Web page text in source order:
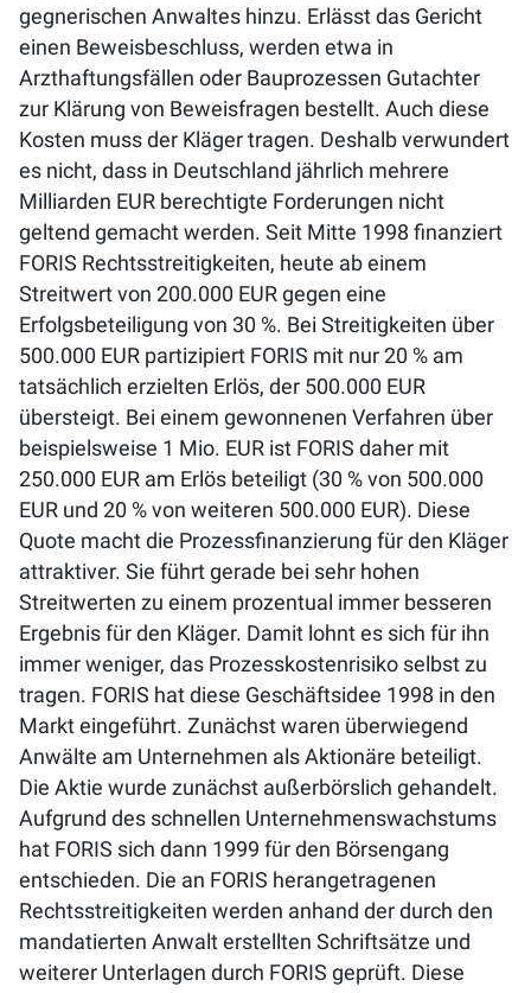
gegnerischen Anwaltes hinzu. Erlässt das Gericht
einen Beweisbeschluss, werden etwa in
Arzthaftungsfällen oder Bauprozessen Gutachter
zur Klärung von Beweisfragen bestellt. Auch diese
Kosten muss der Kläger tragen. Deshalb verwundert
es nicht, dass in Deutschland jährlich mehrere
Milliarden EUR berechtigte Forderungen nicht
geltend gemacht werden. Seit Mitte 1998 finanziert
FORIS Rechtsstreitigkeiten, heute ab einem
Streitwert von 200.000 EUR gegen eine
Erfolgsbeteiligung von 30 %. Bei Streitigkeiten über
500.000 EUR partizipiert FORIS mit nur 20 % am
tatsächlich erzielten Erlös, der 500.000 EUR
übersteigt. Bei einem gewonnenen Verfahren über
beispielsweise 1 Mio. EUR ist FORIS daher mit
250.000 EUR am Erlös beteiligt (30 % von 500.000
EUR und 20 % von weiteren 500.000 EUR). Diese
Quote macht die Prozessfinanzierung für den Kläger
attraktiver. Sie führt gerade bei sehr hohen
Streitwerten zu einem prozentual immer besseren
Ergebnis für den Kläger. Damit lohnt es sich für ihn
immer weniger, das Prozesskostenrisiko selbst zu
tragen. FORIS hat diese Geschäftsidee 1998 in den
Markt eingeführt. Zunächst waren überwiegend
Anwälte am Unternehmen als Aktionäre beteiligt.
Die Aktie wurde zunächst außerbörslich gehandelt.
Aufgrund des schnellen Unternehmenswachstums
hat FORIS sich dann 1999 für den Börsengang
entschieden. Die an FORIS herangetragenen
Rechtsstreitigkeiten werden anhand der durch den
mandatierten Anwalt erstellten Schriftsätze und
weiterer Unterlagen durch FORIS geprüft. Diese